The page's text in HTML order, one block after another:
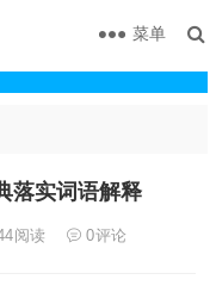
菜单
落实词语解释
阅读 0评论